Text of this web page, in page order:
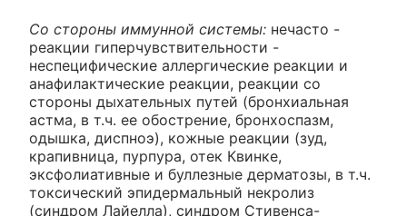
Со стороны иммунной системы: нечасто -
реакции гиперчувствительности -
неспецифические аллергические реакции и
анафилактические реакции, реакции со
стороны дыхательных путей (бронхиальная
астма, в т.ч. ее обострение, бронхоспазм,
одышка, диспноэ), кожные реакции (зуд,
крапивница, пурпура, отек Квинке,
эксфолиативные и буллезные дерматозы, в т.ч.
токсический эпидермальный некролиз
(синдром Лайелла), синдром Стивенса-